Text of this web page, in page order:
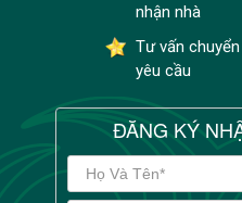
nhận nhà
Tư vấn
yêu cầu
ĐĂNG KÝ